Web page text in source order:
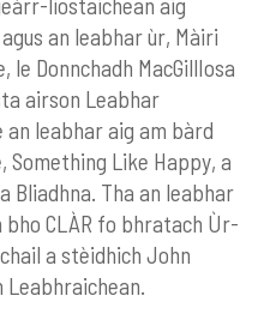
liostaichean aig
an leabhar ùr, Màiri
le Donnchadh MacGillIosa
airson Leabhar
an leabhar aig am bàrd
Something Like Happy, a
Bliadhna. Tha an leabhar
bho CLÀR fo bhratach Ùr-
a stèidhich John
Leabhraichean.